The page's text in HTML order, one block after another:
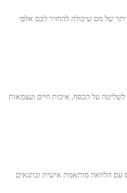
של מס שיכולה להחזיר לכם אלפי
לשליטה על הכסף, איכות חיים ועצמאות
עם הלוואה מותאמת אישית ובתנאים